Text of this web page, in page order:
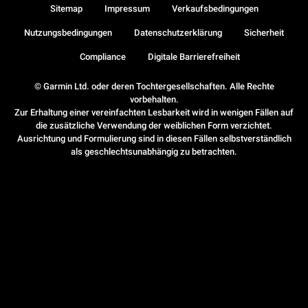
© Garmin Ltd. oder deren Tochtergesellschaften. Alle Rechte
vorbehalten.
Zur Erhaltung einer vereinfachten Lesbarkeit wird in wenigen Fällen auf
die zusätzliche Verwendung der weiblichen Form verzichtet.
Ausrichtung und Formulierung sind in diesen Fällen selbstverständlich
als geschlechtsunabhängig zu betrachten.
Sitemap Impressum Verkaufsbedingungen
Nutzungsbedingungen Datenschutzerklärung Sicherheit
Compliance Digitale Barrierefreiheit